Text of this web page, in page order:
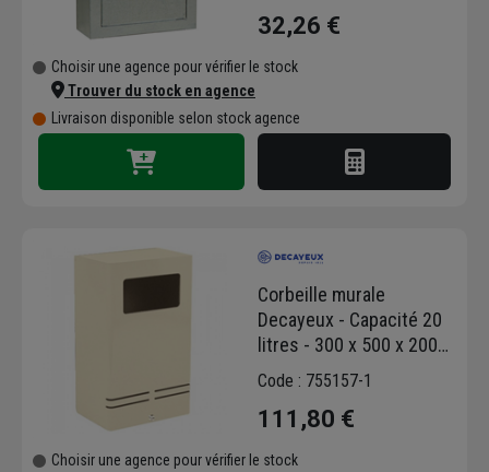
32,26 €
Choisir une agence pour vérifier le stock
Trouver du stock en agence
Livraison disponible selon stock agence
Corbeille murale
Decayeux - Capacité 20
litres - 300 x 500 x 200
mm - Acier électrozingué
Code : 755157-1
111,80 €
Choisir une agence pour vérifier le stock